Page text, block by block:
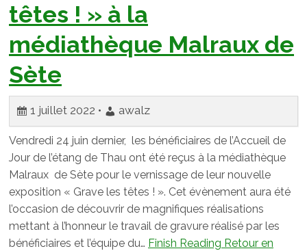
têtes ! » à la
médiathèque Malraux de
Sète
1 juillet 2022 • awalz
Vendredi 24 juin dernier, les bénéficiaires de l’Accueil de
Jour de l’étang de Thau ont été reçus à la médiathèque
Malraux de Sète pour le vernissage de leur nouvelle
exposition « Grave les têtes ! ». Cet évènement aura été
l’occasion de découvrir de magnifiques réalisations
mettant à l’honneur le travail de gravure réalisé par les
bénéficiaires et l’équipe du… Finish Reading Retour en